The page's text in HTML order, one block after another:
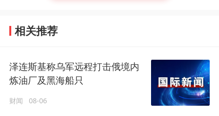
相关推荐
泽连斯基称乌军远程打击俄境内
炼油厂及黑海船只
财闻 08-06